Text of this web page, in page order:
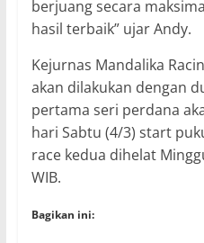
berjuang secara
hasil terbaik” ujar Andy.
Kejurnas Mandalika
akan dilakukan dengan
pertama seri perdana
hari Sabtu (4/3) start
race kedua dihelat
WIB.
Bagikan ini: